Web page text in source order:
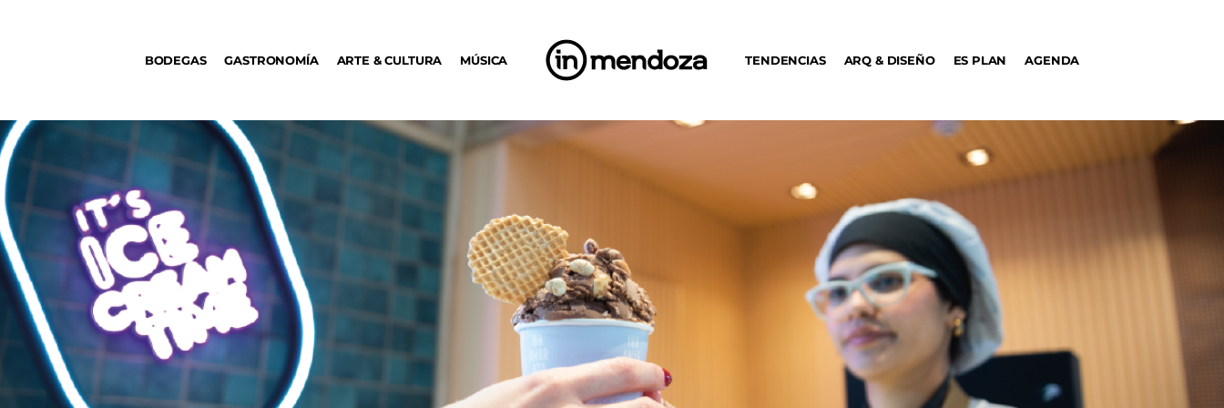
BODEGAS GASTRONOMÍA ARTE & CULTURA MÚSICA TENDENCIAS ARQ & DISEÑO ES PLAN AGENDA
MÚSICA
DÓNDE IR
TENDENCIAS
ARQ & DISEÑO
AGENDA